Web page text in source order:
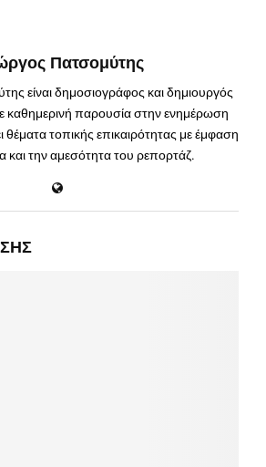
Πατσομύτης
είναι δημοσιογράφος και δημιουργός
καθημερινή παρουσία στην ενημέρωση
τοπικής επικαιρότητας με έμφαση
και την αμεσότητα του ρεπορτάζ.